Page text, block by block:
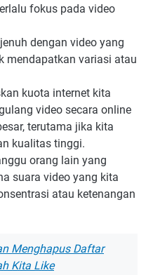
fokus pada video
dengan video yang
mendapatkan variasi atau
kuota internet kita
video secara online
terutama jika kita
kualitas tinggi.
orang lain yang
suara video yang kita
atau ketenangan
Menghapus Daftar
Kita Like